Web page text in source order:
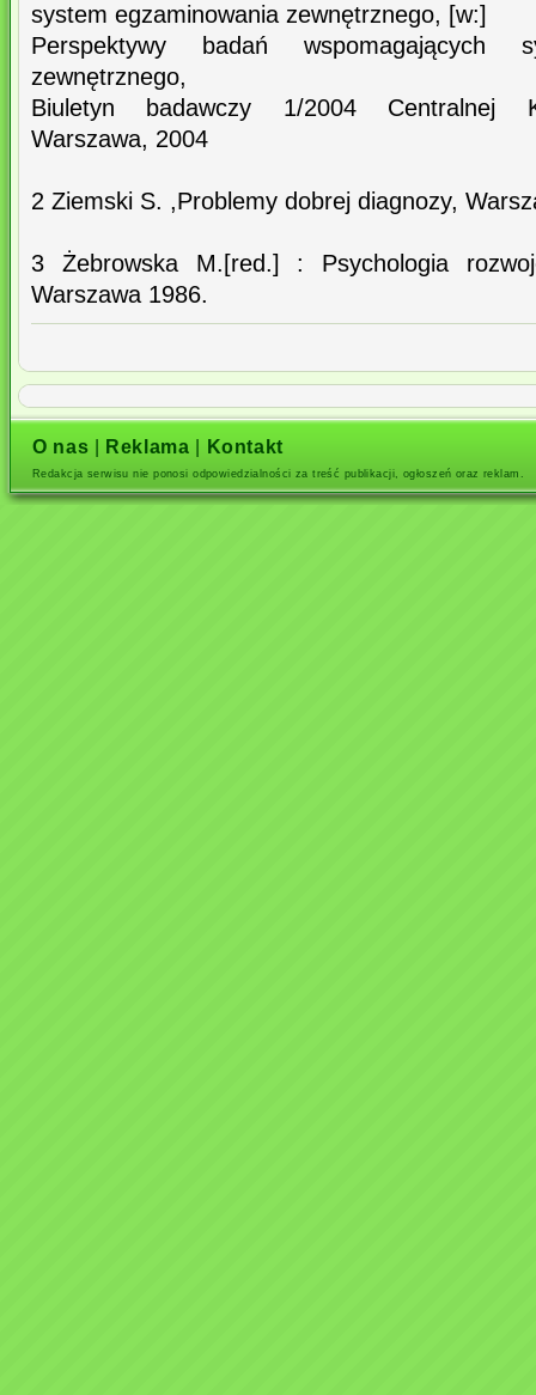
system egzaminowania zewnętrznego, [w:]
Perspektywy badań wspomagających
zewnętrznego,
Biuletyn badawczy 1/2004 Centralnej
Warszawa, 2004
2 Ziemski S. ,Problemy dobrej diagnozy,
3 Żebrowska M.[red.] : Psychologia
Warszawa 1986.
O nas Reklama Kontakt
Redakcja serwisu nie ponosi odpowiedzialności za treść publikacji, ogłoszeń oraz reklam.